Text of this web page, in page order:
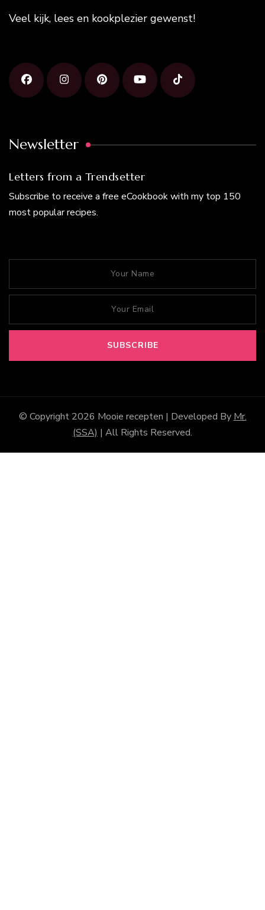
Veel kijk, lees en kookplezier gewenst!
Newsletter
Letters from a Trendsetter
Subscribe to receive a free eCookbook with my top 150
most popular recipes.
© Copyright 2026 Mooie recepten | Developed By Mr.
(SSA) | All Rights Reserved.